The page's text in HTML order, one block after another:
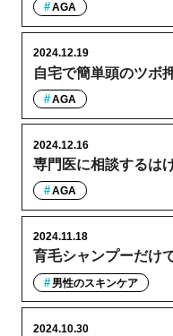
AGA
自宅で簡単頭のツボ
2024.12.19
AGA
専門医に相談するは
2024.12.16
AGA
育毛シャンプーだけ
2024.11.18
男性のスキンケア
2024.10.30